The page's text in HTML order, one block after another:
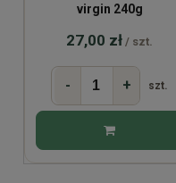
virgin 240g
27,00 zł / szt.
- + szt.